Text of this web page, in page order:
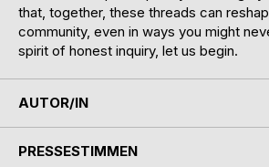
that, together, these threads can
community, even in ways you might
spirit of honest inquiry, let us begin.
AUTOR/IN
PRESSESTIMMEN